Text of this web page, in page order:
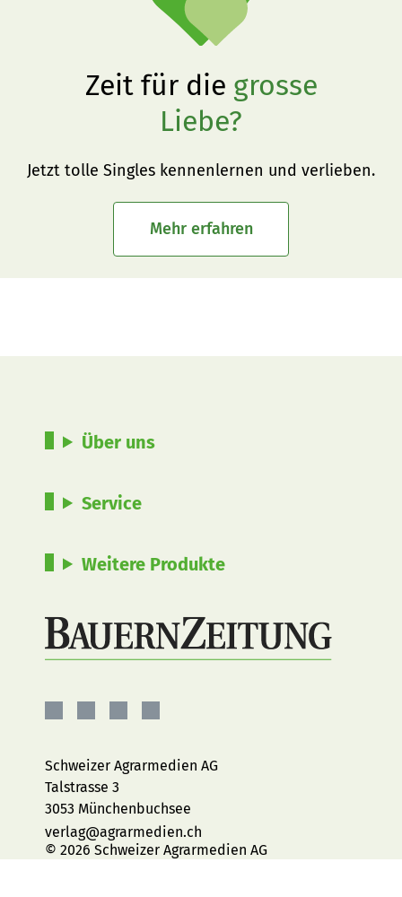
Zeit für die grosse
Liebe?
Jetzt tolle Singles kennenlernen und verlieben.
Mehr erfahren
Über uns
Service
Weitere Produkte
Facebook
Instagram
YouTubeLinkedIn
Schweizer Agrarmedien AG
Talstrasse 3
3053 Münchenbuchsee
verlag@agrarmedien.ch
© 2026 Schweizer Agrarmedien AG